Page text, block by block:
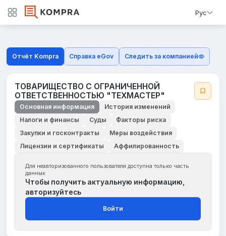
Рус
Отчёт Kompra Справка eGov Следить за компанией
ТОВАРИЩЕСТВО С ОГРАНИЧЕННОЙ
ОТВЕТСТВЕННОСТЬЮ "ТЕХМАСТЕР"
Основная информация
История изменений
Налоги и финансы
Суды
Факторы риска
Закупки и госконтракты
Меры воздействия
Лицензии и сертификаты
Аффилированность
Для неавторизованного пользователя доступна только часть
данных
Чтобы получить актуальную информацию,
авторизуйтесь
Войти